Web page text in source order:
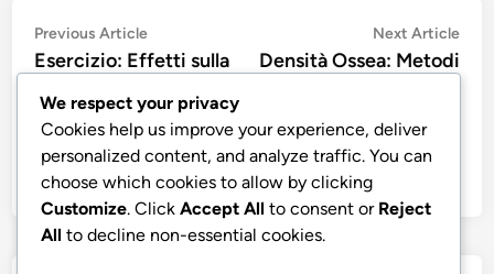
Post
navigation
Previous ArticlePrevious
article:
Esercizio: Effetti sulla
Funzione Cerebrale,
Neurogenesi e Umore
Next Article
Densità Ossea: Metodi
Considerazioni sull’Età
e Implicazioni per la
We respect your privacy
Cookies help us improve your experience, deliver
personalized content, and analyze traffic. You can
choose which cookies to allow by clicking
Customize. Click Accept All to consent or Reject
All to decline non-essential cookies.